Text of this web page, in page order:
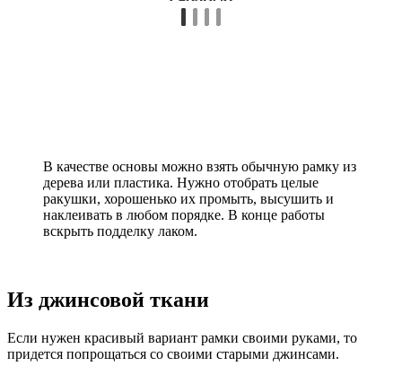
В качестве основы можно взять обычную рамку из
дерева или пластика. Нужно отобрать целые
ракушки, хорошенько их промыть, высушить и
наклеивать в любом порядке. В конце работы
вскрыть подделку лаком.
Из джинсовой ткани
Если нужен красивый вариант рамки своими руками, то
придется попрощаться со своими старыми джинсами.